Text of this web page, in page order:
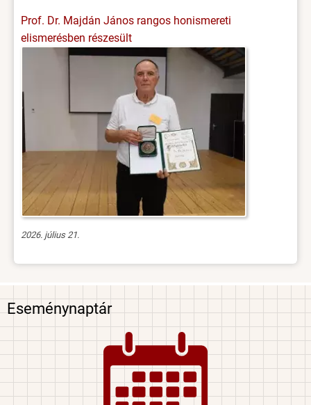
Prof. Dr. Majdán János rangos honismereti
elismerésben részesült
2026. július 21.
Eseménynaptár
Image